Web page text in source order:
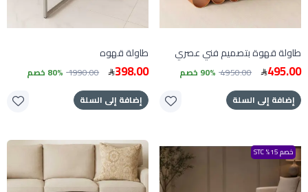
طاولة قهوة بتصميم فني عصري
495.00
4950.00 90% خصم
إضافة إلى السلة
طاولة قهوه
398.00
1990.00 80% خصم
إضافة إلى السلة
خصم 15% STC